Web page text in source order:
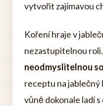
vytvořit zajímavou
Koření hraje v
nezastupitelnou roli.
neodmyslitelnou
receptu na jablečný
vůně dokonale ladí